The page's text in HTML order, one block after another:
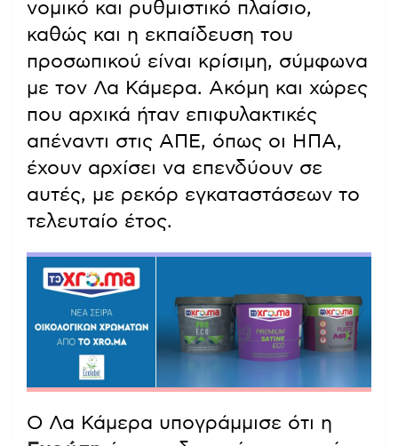
νομικό και ρυθμιστικό πλαίσιο,
καθώς και η εκπαίδευση του
προσωπικού είναι κρίσιμη, σύμφωνα
με τον Λα Κάμερα. Ακόμη και χώρες
που αρχικά ήταν επιφυλακτικές
απέναντι στις ΑΠΕ, όπως οι ΗΠΑ,
έχουν αρχίσει να επενδύουν σε
αυτές, με ρεκόρ εγκαταστάσεων το
τελευταίο έτος.
Ο Λα Κάμερα υπογράμμισε ότι η